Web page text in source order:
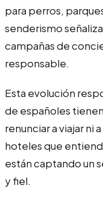
para perros,
senderismo
campañas de
responsable.
Esta evolución
de españoles
renunciar a viajar ni
hoteles que
están captando un
y fiel.